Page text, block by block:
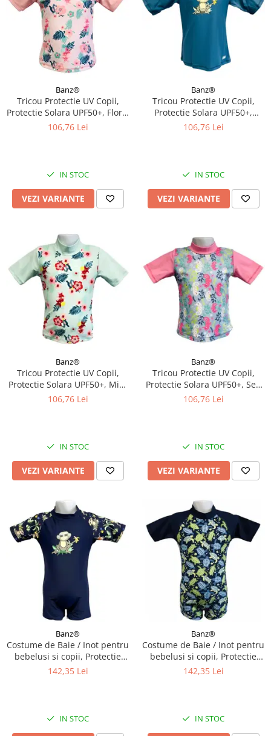
Banz®
Tricou Protectie UV Copii,
Protectie Solara UPF50+, Floral
Pink, Diverse marimi
106,76 Lei
IN STOC
VEZI VARIANTE
Banz®
Tricou Protectie UV Copii,
Protectie Solara UPF50+,
Petrol Jungle, Diverse marimi
106,76 Lei
IN STOC
VEZI VARIANTE
Banz®
Tricou Protectie UV Copii,
Protectie Solara UPF50+, Mint
Floral, Diverse marimi
106,76 Lei
IN STOC
VEZI VARIANTE
Banz®
Tricou Protectie UV Copii,
Protectie Solara UPF50+, Sea
Horse, Diverse marimi
106,76 Lei
IN STOC
VEZI VARIANTE
Banz®
Costume de Baie / Inot pentru
bebelusi si copii, Protectie
Soare UPF50+, Navy Jungle,
142,35 Lei
IN STOC
Banz®
Costume de Baie / Inot pentru
bebelusi si copii, Protectie
Soare UPF50+, Turttle, Diverse
142,35 Lei
IN STOC